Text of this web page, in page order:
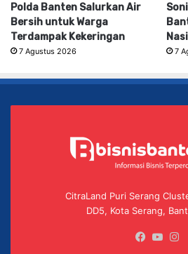
Polda Banten Salurkan Air
Bersih untuk Warga
Terdampak Kekeringan
7 Agustus 2026 7
CitraLand Puri Serang
DD5, Kota Serang,